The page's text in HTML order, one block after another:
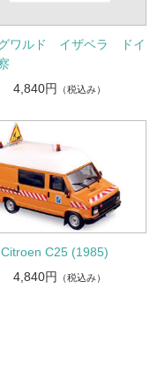
ワルド イザベラ ドイ
4,840円
（税込み）
C25 (1985)
4,840円
（税込み）